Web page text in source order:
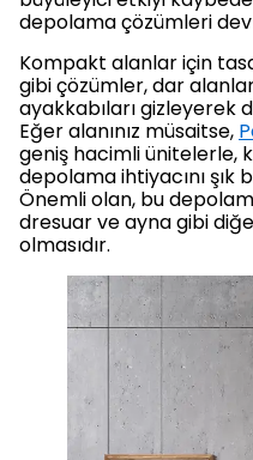
depolama çözümleri
Kompakt alanlar için
gibi çözümler, dar
ayakkabıları gizleyerek
Eğer alanınız müsaitse,
geniş hacimli ünitelerle,
depolama ihtiyacını şık
Önemli olan, bu
dresuar ve ayna gibi
olmasıdır.